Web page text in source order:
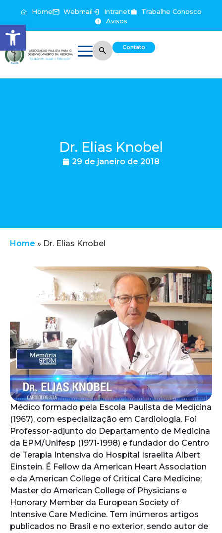
Abrir a barra de ferramentas
Home Webmail Intranet
Trabalhe Conosco
Avisos
Contato
Dr. Elias Knobel
29 de janeiro de 2018
Home » Dr. Elias Knobel
Médico formado pela Escola Paulista de Medicina
(1967), com especialização em Cardiologia. Foi
Professor-adjunto do Departamento de Medicina
da EPM/Unifesp (1971-1998) e fundador do Centro
de Terapia Intensiva do Hospital Israelita Albert
Einstein. É Fellow da American Heart Association
e da American College of Critical Care Medicine;
Master do American College of Physicians e
Honorary Member da European Society of
Intensive Care Medicine. Tem inúmeros artigos
publicados no Brasil e no exterior, sendo autor de